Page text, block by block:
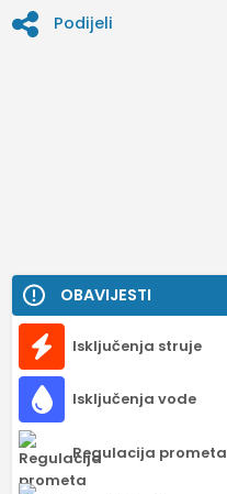
Podijeli
OBAVIJESTI
Isključenja struje
Isključenja vode
Regulacija prometa